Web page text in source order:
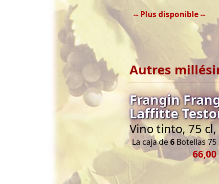
-- Plus disponible --
Autres
Frangin
Laffitte
Vino tinto, 75
La caja de6 Botellas 75
66,00